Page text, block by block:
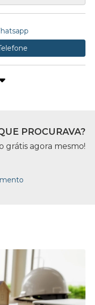
PROCURAVA?
grátis agora mesmo!